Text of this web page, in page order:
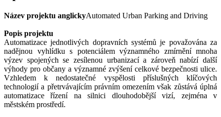
Název projektu anglickyAutomated Urban Parking and Driving
Popis projektu
Automatizace jednotlivých dopravních systémů je považována za
nadějnou vyhlídku s potenciálem významného zmírnění mnoha
výzev spojených se zesílenou urbanizací a zároveň nabízí další
výhody pro občany a významné zvýšení celkové bezpečnosti ulice.
Vzhledem k nedostatečné vyspělosti příslušných klíčových
technologií a přetrvávajícím právním omezením však zůstává úplná
automatizace řízení na silnici dlouhodobější vizí, zejména v
městském prostředí.